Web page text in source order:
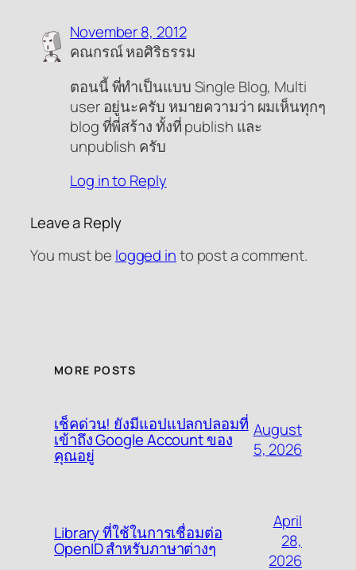
November 8, 2012
คณกรณ์ หอศิริธรรม
ตอนนี้ พี่ทำเป็นแบบ Single Blog, Multi
user อยู่นะครับ หมายความว่า ผมเห็นทุกๆ
blog ที่พี่สร้าง ทั้งที่ publish และ
unpublish ครับ
Log in to Reply
Leave a Reply
You must be logged into post a comment.
MORE POSTS
เช็คด่วน! ยังมีแอปแปลกปลอมที่
เข้าถึง Google Account ของ
คุณอยู่
August
5, 2026
Library ที่ใช้ในการเชื่อมต่อ
OpenID สำหรับภาษาต่างๆ
April
28,
2026